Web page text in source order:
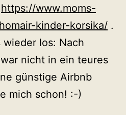
https://www.moms-
kinder-korsika/ .
wieder los: Nach
nicht in ein teures
günstige Airbnb
mich schon! :-)